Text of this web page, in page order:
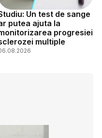
Un test de sange
putea ajuta la
progresiei
multiple